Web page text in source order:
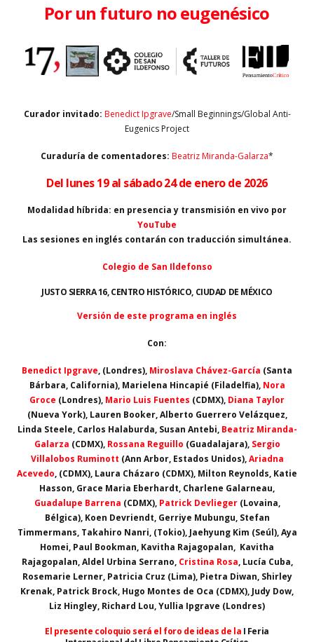
Por un futuro no eugenésico
Curador invitado: Benedict Ipgrave/Small Beginnings/Global Anti-
Eugenics Project
Curaduría de comentadores: Beatriz Miranda-Galarza*
Del lunes19 al sábado 24 de enero de 2026
Modalidad híbrida: en presencia y transmisión en vivo por
YouTube
Las sesiones en inglés contarán con traducción simultánea.
Colegio de San Ildefonso
JUSTO SIERRA 16, CENTRO HISTÓRICO, CIUDAD DE MÉXICO
Versión de este programa en inglés
Con:
Benedict Ipgrave, (Londres), Miroslava Chávez-García (Santa
Bárbara, California), Marielena Hincapié (Filadelfia), Nora
Groce (Londres), Mario Luis Fuentes (CDMX), Diana Taylor
(Nueva York), Lauren Booker, Alberto Guerrero Velázquez,
Linda Steele, Carlos Halaburda, Susan Antebi, Beatriz Miranda-
Galarza (CDMX), Rossana Reguillo (Guadalajara), Sergio
Villalobos Ruminott (Ann Arbor, Estados Unidos),Ariadna
Acevedo, (CDMX), Laura Cházaro (CDMX), Milton Reynolds, Katie
Hasson, Grace Maria Eberhardt, Charlene Galarneau,
Guadalupe Barrena (CDMX), Patrick Devlieger(Lovaina,
Bélgica), Koen Devriendt, Gerriye Mubungu, Stefan
Timmermans, Takahiro Nanri, (Tokio), Jaehyung Kim (Seúl), Aya
Homei, Paul Bookman, Kavitha Rajagopalan, Kavitha
Rajagopalan, Aldel Urbina Serrano, Cristina Rosa, Lucía Cuba,
Rosemarie Lerner, Patricia Cruz (Lima), Pietra Diwan, Shirley
Krenak, Patrick Brock, Hugo Montes de Oca (CDMX), Judy Dow,
Liz Hingley, Richard Lou, Yullia Ipgrave (Londres)
El presente coloquio será el foro de ideas de la I Feria